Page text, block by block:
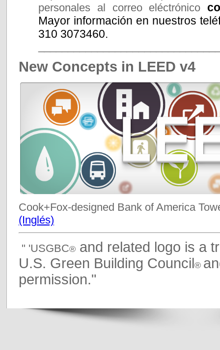
personales al correo eléctrónico
Mayor información en nuestros
310 3073460.
New Concepts in LEED v4
Cook+Fox-designed Bank of America
(Inglés)
" 'USGBC® and related logo is a
U.S. Green Building Council®
permission."